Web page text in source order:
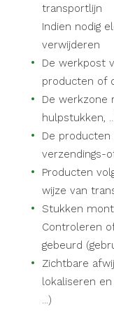
transportlijn
Indien nodig
verwijderen
De werkpost
producten of
De werkzone
hulpstukken,
De producten
verzendings-
Producten
wijze van
Stukken
Controleren
gebeurd
Zichtbare
lokaliseren
...)